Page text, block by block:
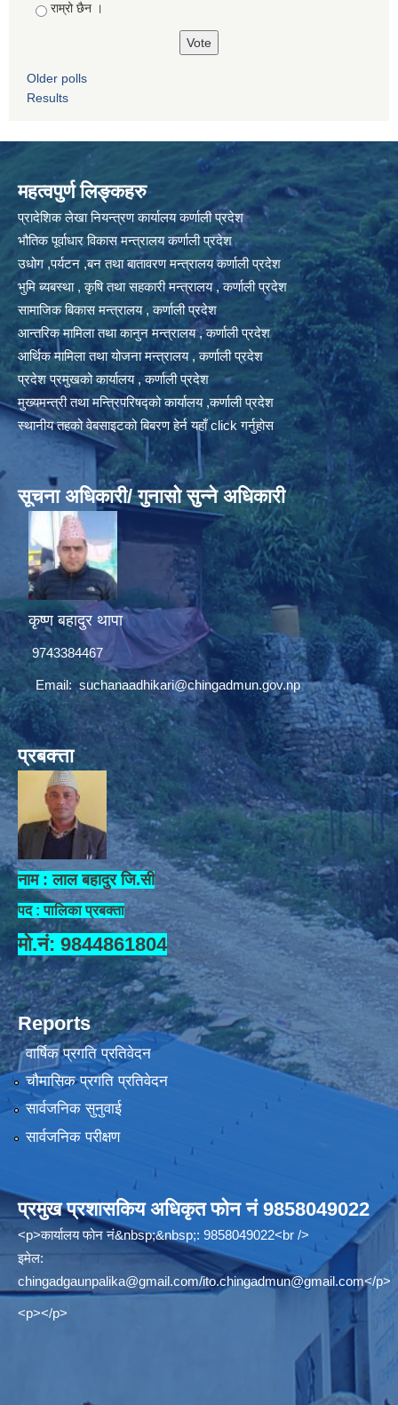
राम्रो छैन ।
Older polls
Results
महत्वपुर्ण लिङ्कहरु
प्रादेशिक लेखा नियन्त्रण कार्यालय कर्णाली प्रदेश
भौतिक पूर्वाधार विकास मन्त्रालय कर्णाली प्रदेश
उधोग ,पर्यटन ,बन तथा बातावरण मन्त्रालय कर्णाली प्रदेश
भुमि ब्यबस्था , कृषि तथा सहकारी मन्त्रालय , कर्णाली प्रदेश
सामाजिक बिकास मन्त्रालय , कर्णाली प्रदेश
आन्तरिक मामिला तथा कानुन मन्त्रालय , कर्णाली प्रदेश
आर्थिक मामिला तथा योजना मन्त्रालय , कर्णाली प्रदेश
प्रदेश प्रमुखको कार्यालय , कर्णाली प्रदेश
मुख्यमन्त्री तथा मन्त्रिपरिषद्को कार्यालय ,कर्णाली प्रदेश
स्थानीय तहको वेबसाइटको बिबरण हेर्न यहाँ click गर्नुहोस
सूचना अधिकारी/ गुनासो सुन्ने अधिकारी
कृष्ण बहादुर थापा
9743384467
Email:suchanaadhikari@chingadmun.gov.np
प्रबक्त्ता
नाम : लाल बहादुर जि.सी
पद : पालिका प्रबक्ता
मो.नं: 9844861804
Reports
वार्षिक प्रगति प्रतिवेदन
चौमासिक प्रगति प्रतिवेदन
सार्वजनिक सुनुवाई
सार्वजनिक परीक्षण
प्रमुख प्रशासकिय अधिकृत फोन नं 9858049022
<p>कार्यालय फोन नं&nbsp;&nbsp;: 9858049022<br />
इमेल:
chingadgaunpalika@gmail.com/ito.chingadmun@gmail.com</p>
<p></p>